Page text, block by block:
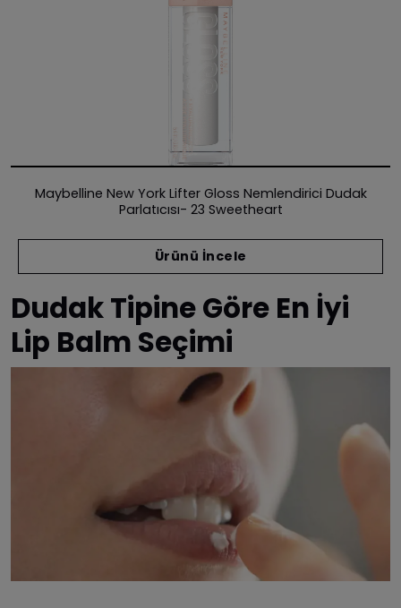
Maybelline New York Lifter Gloss Nemlendirici Dudak
Parlatıcısı- 23 Sweetheart
Ürünü İncele
Dudak Tipine Göre En İyi
Lip Balm Seçimi